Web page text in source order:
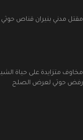
مقتل مدني بنيران قناص حوثي
مخاوف متزايدة على حياة
رفض حوثي لعرض الصلح